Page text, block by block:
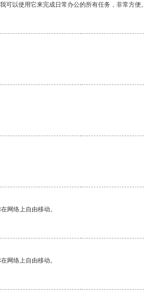
以使用它来完成日常办公的所有任务，非常方便。
网络上自由移动。
网络上自由移动。